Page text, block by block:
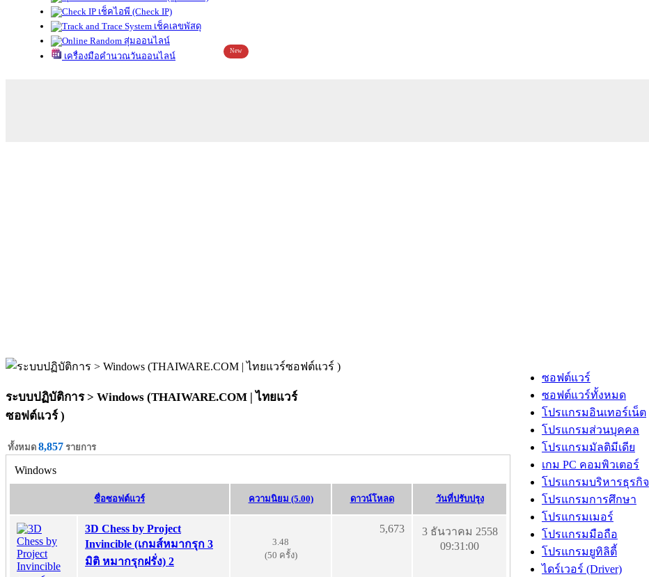
เช็คไอพี (Check IP)
เช็คเลขพัสดุ
สุ่มออนไลน์
เครื่องมือคำนวณวันออนไลน์
New
ระบบปฏิบัติการ > Windows (THAIWARE.COM | ไทยแวร์
ซอฟต์แวร์ )
ทั้งหมด 8,857 รายการ
Windows
ชื่อซอฟต์แวร์ ความนิยม (5.00) ดาวน์โหลด วันที่ปรับปรุง
3D Chess by Project
Invincible (เกมส์หมากรุก 3
มิติ หมากรุกฝรั่ง) 2
3.48
(50 ครั้ง)
5,673
3 ธันวาคม 2558
09:31:00
ซอฟต์แวร์
ซอฟต์แวร์ทั้งหมด
โปรแกรมอินเทอร์เน็ต
โปรแกรมส่วนบุคคล
โปรแกรมมัลติมีเดีย
เกม PC คอมพิวเตอร์
โปรแกรมบริหารธุรกิจ
โปรแกรมการศึกษา
โปรแกรมเมอร์
โปรแกรมมือถือ
โปรแกรมยูทิลิตี้
ไดร์เวอร์ (Driver)